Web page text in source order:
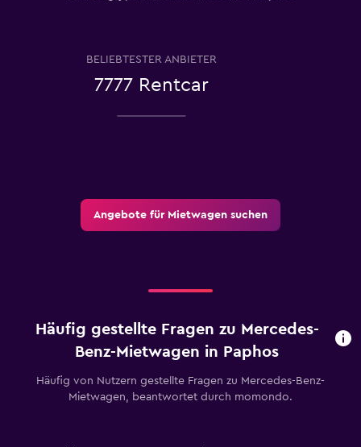
BELIEBTESTER ANBIETER
7777 Rentcar
Angebote für Mietwagen suchen
Häufig gestellte Fragen zu Mercedes-
Benz-Mietwagen in Paphos
Häufig von Nutzern gestellte Fragen zu Mercedes-Benz-
Mietwagen, beantwortet durch momondo.